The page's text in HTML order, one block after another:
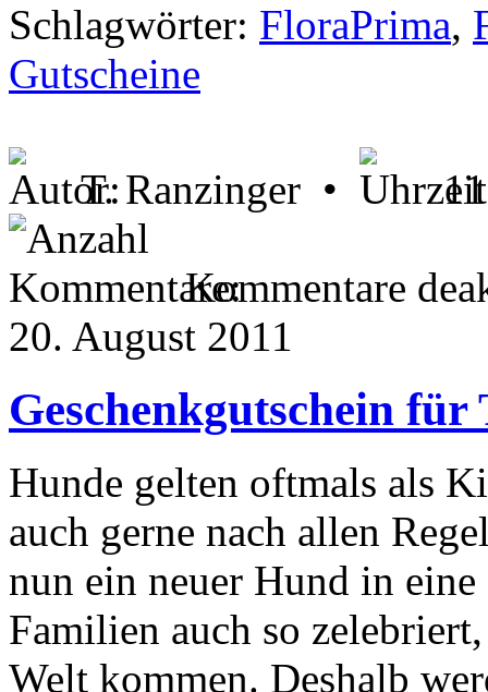
Schlagwörter: FloraPrima,
Gutscheine
T. Ranzinger •
Kommentare
20. August 2011
Geschenkgutschein
Hunde gelten oftmals als
auch gerne nach allen
nun ein neuer Hund in
Familien auch so
Welt kommen. Deshalb